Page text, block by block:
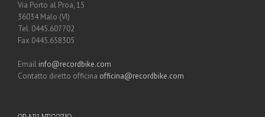
Via Porto al Proa, 15
36034 Malo (VI)
Tel. 0445.607702
Fax 0445.658305
Email info@recordbike.com
Contatto diretto officina officina@recordbike.com